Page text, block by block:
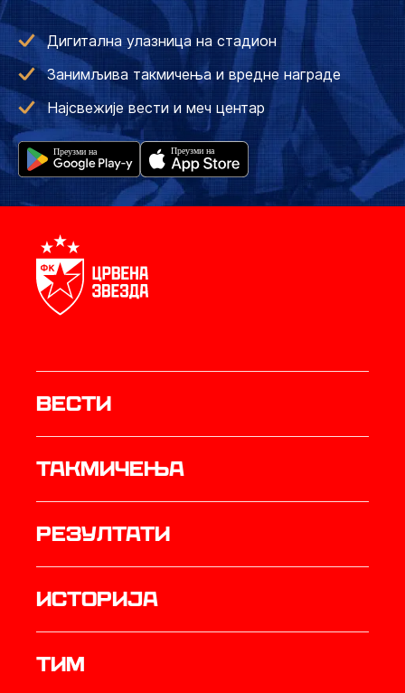
Дигитална улазница на стадион
Занимљива такмичења и вредне награде
Најсвежије вести и меч центар
Вести
Такмичења
резултати
историја
ТИМ